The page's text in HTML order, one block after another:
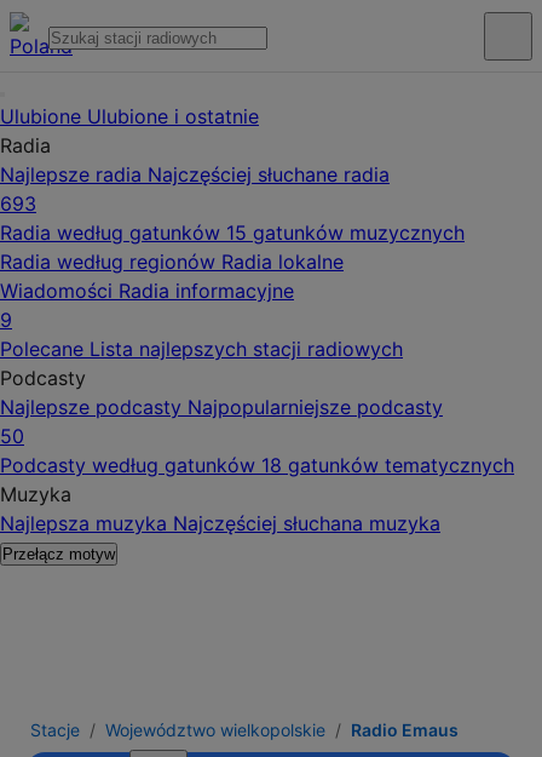
Ulubione Ulubione i ostatnie
Radia
Najlepsze radia Najczęściej słuchane radia
693
Radia według gatunków 15 gatunków muzycznych
Radia według regionów Radia lokalne
Wiadomości Radia informacyjne
9
Polecane Lista najlepszych stacji radiowych
Podcasty
Najlepsze podcasty Najpopularniejsze podcasty
50
Podcasty według gatunków 18 gatunków tematycznych
Muzyka
Najlepsza muzyka Najczęściej słuchana muzyka
Przełącz motyw
Stacje Województwo wielkopolskie Radio Emaus